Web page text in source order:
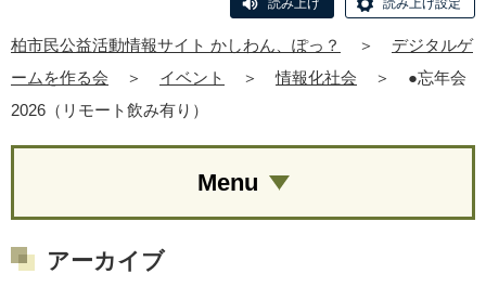
読み上げ 読み上げ設定
柏市民公益活動情報サイト かしわん、ぽっ？ ＞
デジタルゲ
ームを作る会
＞ イベント ＞ 情報化社会 ＞
●忘年会
2026（リモート飲み有り）
Menu
アーカイブ